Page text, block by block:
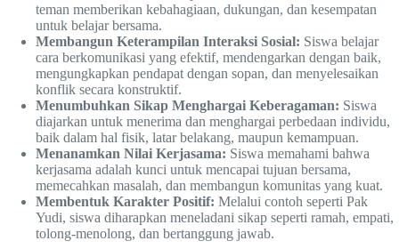
teman memberikan kebahagiaan, dukungan, dan kesempatan
untuk belajar bersama.
Membangun Keterampilan Interaksi Sosial: Siswa belajar
cara berkomunikasi yang efektif, mendengarkan dengan baik,
mengungkapkan pendapat dengan sopan, dan menyelesaikan
konflik secara konstruktif.
Menumbuhkan Sikap Menghargai Keberagaman: Siswa
diajarkan untuk menerima dan menghargai perbedaan individu,
baik dalam hal fisik, latar belakang, maupun kemampuan.
Menanamkan Nilai Kerjasama: Siswa memahami bahwa
kerjasama adalah kunci untuk mencapai tujuan bersama,
memecahkan masalah, dan membangun komunitas yang kuat.
Membentuk Karakter Positif: Melalui contoh seperti Pak
Yudi, siswa diharapkan meneladani sikap seperti ramah, empati,
tolong-menolong, dan bertanggung jawab.